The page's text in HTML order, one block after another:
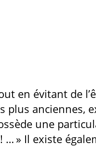
en évitant de
plus anciennes,
une
! … » Il existe